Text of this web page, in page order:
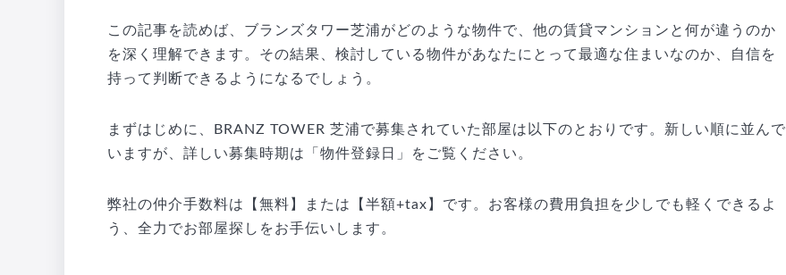
この記事を読めば、ブランズタワー芝浦がどのような物件で、他の賃貸マンションと何が違うのか
を深く理解できます。その結果、検討している物件があなたにとって最適な住まいなのか、自信を
持って判断できるようになるでしょう。
まずはじめに、BRANZ TOWER 芝浦で募集されていた部屋は以下のとおりです。新しい順に並んで
いますが、詳しい募集時期は「物件登録日」をご覧ください。
弊社の仲介手数料は【無料】または【半額+tax】です。お客様の費用負担を少しでも軽くできるよ
う、全力でお部屋探しをお手伝いします。